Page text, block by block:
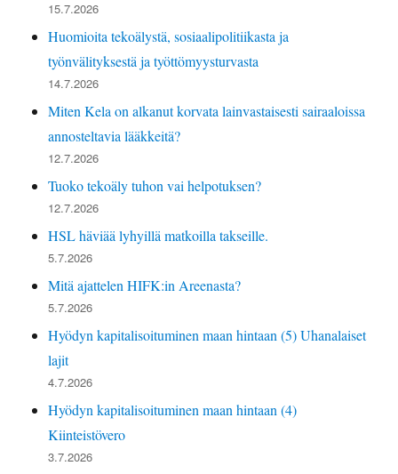
15.7.2026
Huomioita tekoälystä, sosiaalipolitiikasta ja
työnvälityksestä ja työttömyysturvasta
14.7.2026
Miten Kela on alkanut korvata lainvastaisesti sairaaloissa
annosteltavia lääkkeitä?
12.7.2026
Tuoko tekoäly tuhon vai helpotuksen?
12.7.2026
HSL häviää lyhyillä matkoilla takseille.
5.7.2026
Mitä ajattelen HIFK:in Areenasta?
5.7.2026
Hyödyn kapitalisoituminen maan hintaan (5) Uhanalaiset
lajit
4.7.2026
Hyödyn kapitalisoituminen maan hintaan (4)
Kiinteistövero
3.7.2026